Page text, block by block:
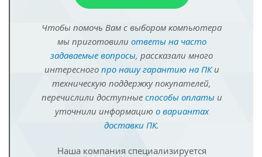
Чтобы помочь Вам с выбором компьютера
мы приготовили ответы на часто
задаваемые вопросы, рассказали много
интересного про нашу гарантию на ПКи
техническую поддержку покупателей,
перечислили доступные способы оплатыи
уточнили информацию о вариантах
доставки ПК.
Наша компания специализируется